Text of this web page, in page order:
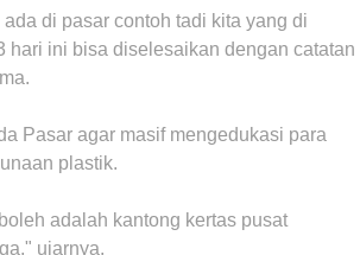
di pasar contoh tadi kita yang di
hari ini bisa diselesaikan dengan catatan
Pasar agar masif mengedukasi para
plastik.
adalah kantong kertas pusat
ujarnya.